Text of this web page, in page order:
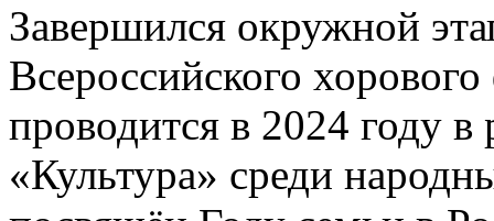
Завершился окружной
Всероссийского
проводится в 2024 году
«Культура» среди